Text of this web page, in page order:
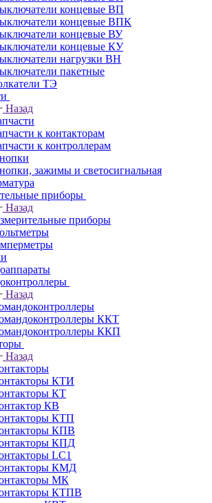
концевые ВП
концевые ВПК
концевые ВУ
концевые КУ
нагрузки ВН
пакетные
ТЭ
Назад
к контакторам
к контроллерам
зажимы и светосигнальная
приборы
Назад
приборы
Назад
ККТ
ККП
Назад
КТИ
КТ
КВ
КТП
КПВ
КПД
LC1
КМД
МК
КТПВ